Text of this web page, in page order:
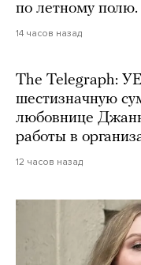
по летному
14 часов назад
The Telegraph:
шестизначную
любовнице
работы в
12 часов назад